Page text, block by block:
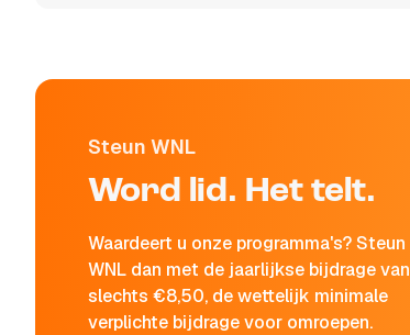
Steun WNL
Word lid. Het telt.
Waardeert u onze programma's? Steun
WNL dan met de jaarlijkse bijdrage van
slechts €8,50, de wettelijk minimale
verplichte bijdrage voor omroepen.